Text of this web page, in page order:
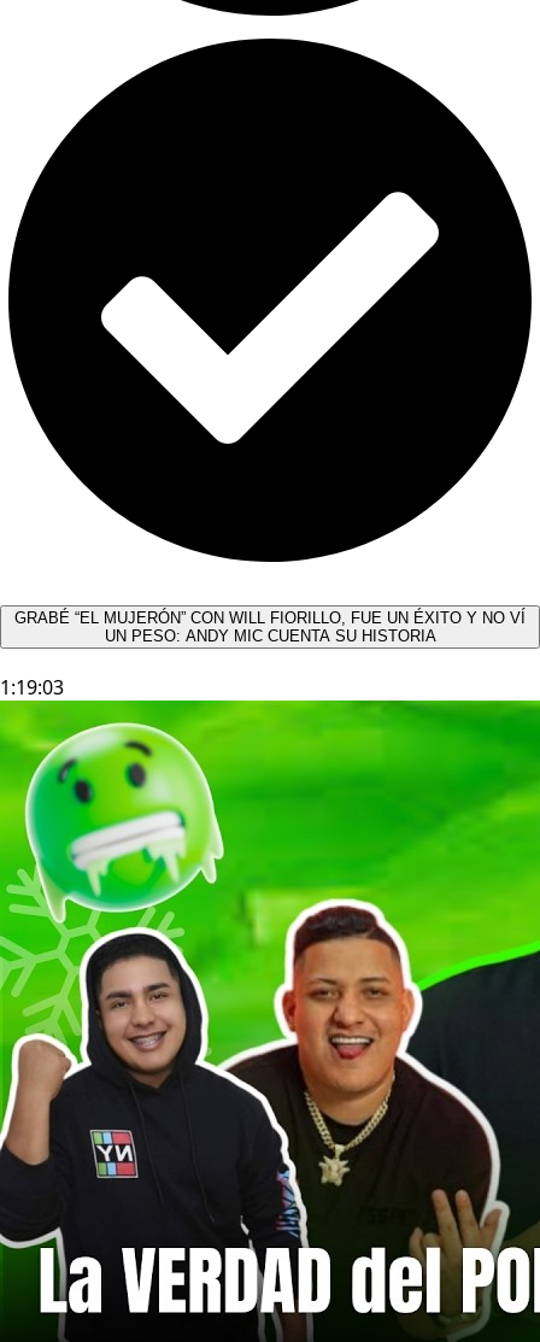
GRABÉ “EL MUJERÓN” CON WILL FIORILLO, FUE UN ÉXITO Y NO VÍ
UN PESO: ANDY MIC CUENTA SU HISTORIA
1:19:03